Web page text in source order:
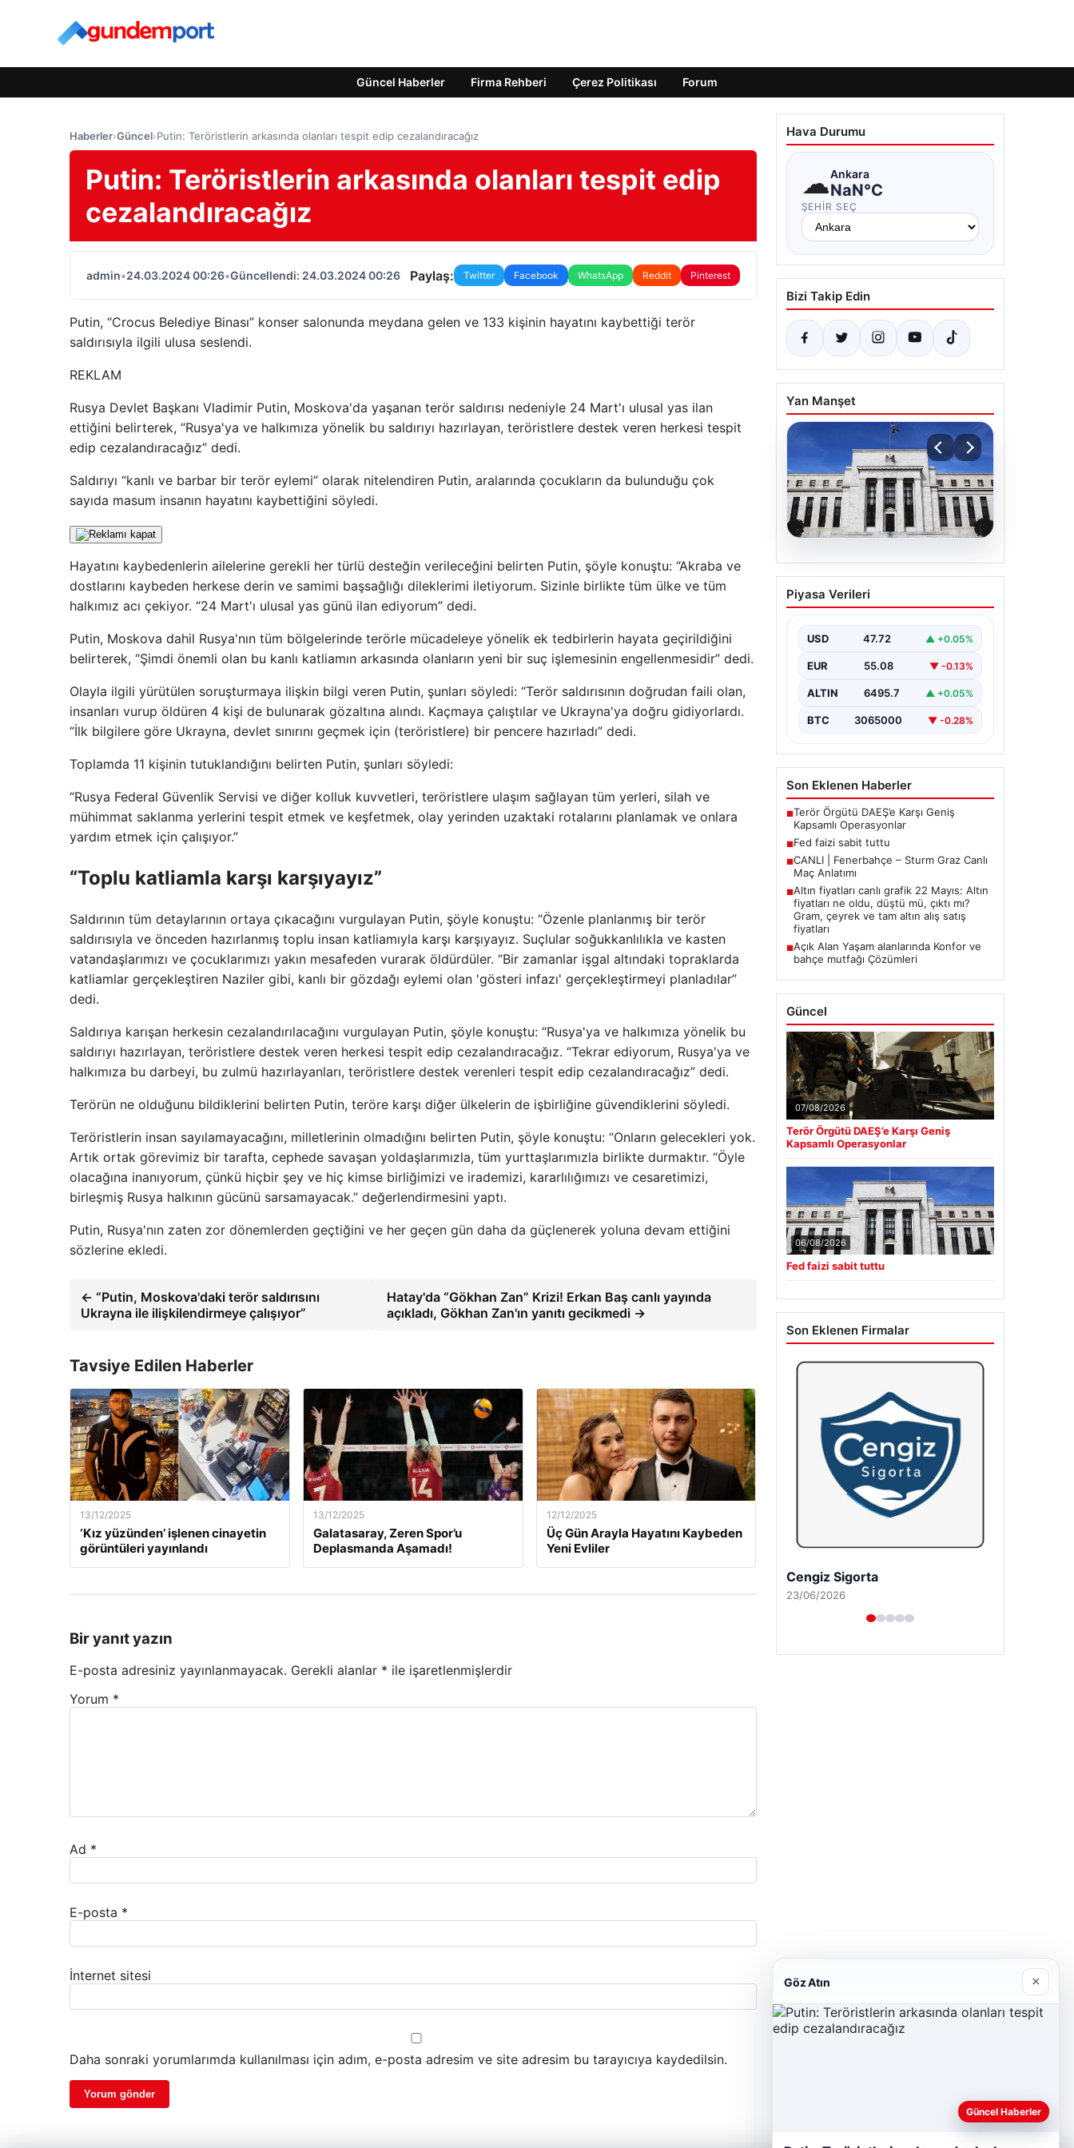
Güncel Haberler Firma Rehberi Çerez Politikası Forum
Haberler›Güncel›Putin: Teröristlerin arkasında olanları tespit edip cezalandıracağız
Putin: Teröristlerin arkasında olanları tespit edip
cezalandıracağız
admin•24.03.2024 00:26•Güncellendi: 24.03.2024 00:26 Paylaş: Twitter Facebook WhatsApp Reddit Pinterest
Putin, “Crocus Belediye Binası” konser salonunda meydana gelen ve 133 kişinin hayatını kaybettiği terör
saldırısıyla ilgili ulusa seslendi.
REKLAM
Rusya Devlet Başkanı Vladimir Putin, Moskova'da yaşanan terör saldırısı nedeniyle 24 Mart'ı ulusal yas ilan
ettiğini belirterek, “Rusya'ya ve halkımıza yönelik bu saldırıyı hazırlayan, teröristlere destek veren herkesi tespit
edip cezalandıracağız” dedi.
Saldırıyı “kanlı ve barbar bir terör eylemi” olarak nitelendiren Putin, aralarında çocukların da bulunduğu çok
sayıda masum insanın hayatını kaybettiğini söyledi.
Hayatını kaybedenlerin ailelerine gerekli her türlü desteğin verileceğini belirten Putin, şöyle konuştu: “Akraba ve
dostlarını kaybeden herkese derin ve samimi başsağlığı dileklerimi iletiyorum. Sizinle birlikte tüm ülke ve tüm
halkımız acı çekiyor. “24 Mart'ı ulusal yas günü ilan ediyorum” dedi.
Putin, Moskova dahil Rusya'nın tüm bölgelerinde terörle mücadeleye yönelik ek tedbirlerin hayata geçirildiğini
belirterek, “Şimdi önemli olan bu kanlı katliamın arkasında olanların yeni bir suç işlemesinin engellenmesidir” dedi.
Olayla ilgili yürütülen soruşturmaya ilişkin bilgi veren Putin, şunları söyledi: “Terör saldırısının doğrudan faili olan,
insanları vurup öldüren 4 kişi de bulunarak gözaltına alındı. Kaçmaya çalıştılar ve Ukrayna'ya doğru gidiyorlardı.
“İlk bilgilere göre Ukrayna, devlet sınırını geçmek için (teröristlere) bir pencere hazırladı” dedi.
Toplamda 11 kişinin tutuklandığını belirten Putin, şunları söyledi:
“Rusya Federal Güvenlik Servisi ve diğer kolluk kuvvetleri, teröristlere ulaşım sağlayan tüm yerleri, silah ve
mühimmat saklanma yerlerini tespit etmek ve keşfetmek, olay yerinden uzaktaki rotalarını planlamak ve onlara
yardım etmek için çalışıyor.”
“Toplu katliamla karşı karşıyayız”
Saldırının tüm detaylarının ortaya çıkacağını vurgulayan Putin, şöyle konuştu: “Özenle planlanmış bir terör
saldırısıyla ve önceden hazırlanmış toplu insan katliamıyla karşı karşıyayız. Suçlular soğukkanlılıkla ve kasten
vatandaşlarımızı ve çocuklarımızı yakın mesafeden vurarak öldürdüler. “Bir zamanlar işgal altındaki topraklarda
katliamlar gerçekleştiren Naziler gibi, kanlı bir gözdağı eylemi olan 'gösteri infazı' gerçekleştirmeyi planladılar”
dedi.
Saldırıya karışan herkesin cezalandırılacağını vurgulayan Putin, şöyle konuştu: “Rusya'ya ve halkımıza yönelik bu
saldırıyı hazırlayan, teröristlere destek veren herkesi tespit edip cezalandıracağız. “Tekrar ediyorum, Rusya'ya ve
halkımıza bu darbeyi, bu zulmü hazırlayanları, teröristlere destek verenleri tespit edip cezalandıracağız” dedi.
Terörün ne olduğunu bildiklerini belirten Putin, teröre karşı diğer ülkelerin de işbirliğine güvendiklerini söyledi.
Teröristlerin insan sayılamayacağını, milletlerinin olmadığını belirten Putin, şöyle konuştu: “Onların gelecekleri yok.
Artık ortak görevimiz bir tarafta, cephede savaşan yoldaşlarımızla, tüm yurttaşlarımızla birlikte durmaktır. “Öyle
olacağına inanıyorum, çünkü hiçbir şey ve hiç kimse birliğimizi ve irademizi, kararlılığımızı ve cesaretimizi,
birleşmiş Rusya halkının gücünü sarsamayacak.” değerlendirmesini yaptı.
Putin, Rusya'nın zaten zor dönemlerden geçtiğini ve her geçen gün daha da güçlenerek yoluna devam ettiğini
sözlerine ekledi.
← “Putin, Moskova'daki terör saldırısını
Ukrayna ile ilişkilendirmeye çalışıyor”
Hatay'da “Gökhan Zan” Krizi! Erkan Baş canlı yayında
açıkladı, Gökhan Zan'ın yanıtı gecikmedi →
Tavsiye Edilen Haberler
13/12/2025
‘Kız yüzünden’ işlenen cinayetin
görüntüleri yayınlandı
13/12/2025
Galatasaray, Zeren Spor’u
Deplasmanda Aşamadı!
12/12/2025
Üç Gün Arayla Hayatını Kaybeden
Yeni Evliler
Bir yanıt yazın
E-posta adresiniz yayınlanmayacak. Gerekli alanlar * ile işaretlenmişlerdir
Yorum *
Ad *
E-posta *
İnternet sitesi
Daha sonraki yorumlarımda kullanılması için adım, e-posta adresim ve site adresim bu tarayıcıya kaydedilsin.
Hava Durumu
☁Ankara
NaN°C
ŞEHIR SEÇ
Bizi Takip Edin
Yan Manşet
06.08.2026
Fed faizi sabit tuttu
Piyasa Verileri
USD 47.72 ▲ +0.05%
EUR 55.08 ▼ -0.13%
ALTIN 6495.7 ▲ +0.05%
BTC 3065000 ▼ -0.28%
Son Eklenen Haberler
■Terör Örgütü DAEŞ’e Karşı Geniş
Kapsamlı Operasyonlar
■Fed faizi sabit tuttu
■CANLI | Fenerbahçe – Sturm Graz Canlı
Maç Anlatımı
■Altın fiyatları canlı grafik 22 Mayıs: Altın
fiyatları ne oldu, düştü mü, çıktı mı?
Gram, çeyrek ve tam altın alış satış
fiyatları
■Açık Alan Yaşam alanlarında Konfor ve
bahçe mutfağı Çözümleri
Güncel
07/08/2026
Terör Örgütü DAEŞ’e Karşı Geniş
Kapsamlı Operasyonlar
06/08/2026
Fed faizi sabit tuttu
Son Eklenen Firmalar
Hastaş Beton
26/05/2026
Göz Atın ×
Güncel Haberler